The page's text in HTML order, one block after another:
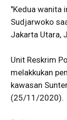
"Kedua wanita
Sudjarwoko
Jakarta Utara,
Unit Reskrim
melakkukan
kawasan
(25/11/2020).